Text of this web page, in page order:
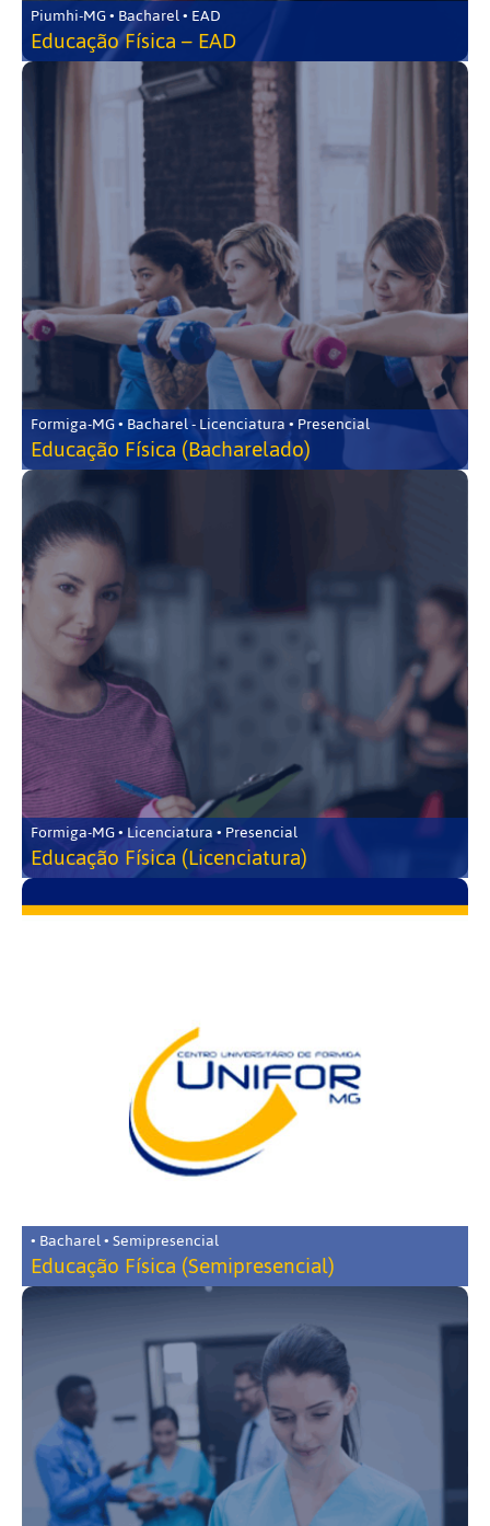
Piumhi-MG • Bacharel • EAD
Educação Física – EAD
Formiga-MG • Bacharel - Licenciatura • Presencial
Educação Física (Bacharelado)
Formiga-MG • Licenciatura • Presencial
Educação Física (Licenciatura)
• Bacharel • Semipresencial
Educação Física (Semipresencial)